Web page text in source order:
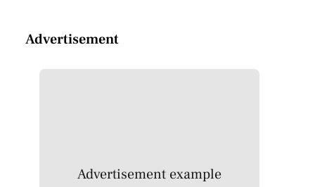
Advertisement
Advertisement example